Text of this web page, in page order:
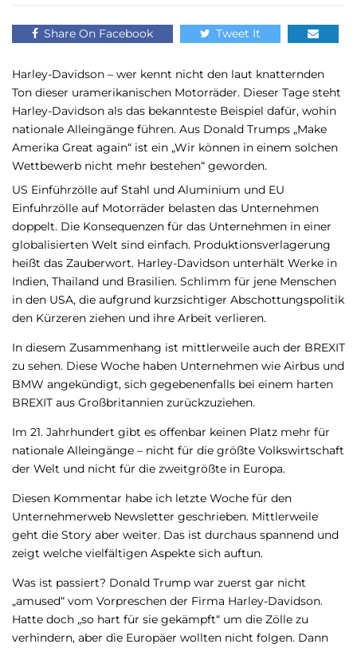
Share On Facebook Tweet It
Harley-Davidson – wer kennt nicht den laut knatternden
Ton dieser uramerikanischen Motorräder. Dieser Tage steht
Harley-Davidson als das bekannteste Beispiel dafür, wohin
nationale Alleingänge führen. Aus Donald Trumps „Make
Amerika Great again“ ist ein „Wir können in einem solchen
Wettbewerb nicht mehr bestehen“ geworden.
US Einführzölle auf Stahl und Aluminium und EU
Einfuhrzölle auf Motorräder belasten das Unternehmen
doppelt. Die Konsequenzen für das Unternehmen in einer
globalisierten Welt sind einfach. Produktionsverlagerung
heißt das Zauberwort. Harley-Davidson unterhält Werke in
Indien, Thailand und Brasilien. Schlimm für jene Menschen
in den USA, die aufgrund kurzsichtiger Abschottungspolitik
den Kürzeren ziehen und ihre Arbeit verlieren.
In diesem Zusammenhang ist mittlerweile auch der BREXIT
zu sehen. Diese Woche haben Unternehmen wie Airbus und
BMW angekündigt, sich gegebenenfalls bei einem harten
BREXIT aus Großbritannien zurückzuziehen.
Im 21. Jahrhundert gibt es offenbar keinen Platz mehr für
nationale Alleingänge – nicht für die größte Volkswirtschaft
der Welt und nicht für die zweitgrößte in Europa.
Diesen Kommentar habe ich letzte Woche für den
Unternehmerweb Newsletter geschrieben. Mittlerweile
geht die Story aber weiter. Das ist durchaus spannend und
zeigt welche vielfältigen Aspekte sich auftun.
Was ist passiert? Donald Trump war zuerst gar nicht
„amused“ vom Vorpreschen der Firma Harley-Davidson.
Hatte doch „so hart für sie gekämpft“ um die Zölle zu
verhindern, aber die Europäer wollten nicht folgen. Dann